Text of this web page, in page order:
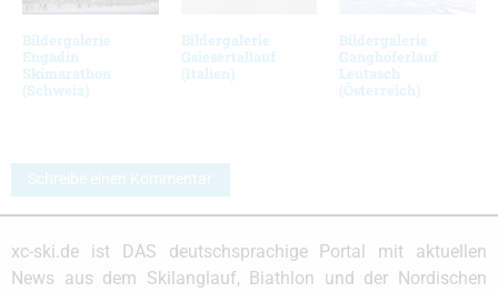
Bildergalerie
Engadin
Skimarathon
(Schweiz)
Bildergalerie
Gsiesertallauf
(Italien)
Bildergalerie
Ganghoferlauf
Leutasch
(Österreich)
Schreibe einen Kommentar
xc-ski.de ist DAS deutschsprachige Portal mit aktuellen
News aus dem Skilanglauf, Biathlon und der Nordischen